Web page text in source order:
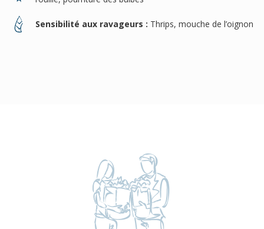
Sensibilité aux ravageurs : Thrips, mouche de l’oignon